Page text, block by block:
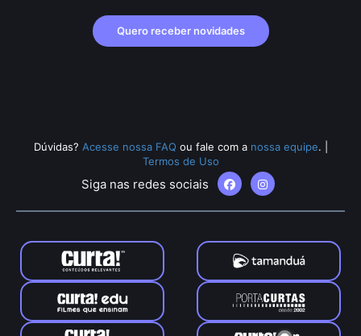
Quero receber novidades
Dúvidas? Acesse nossa FAQ ou fale com a nossa equipe.
Termos de Uso
Siga nas redes sociais